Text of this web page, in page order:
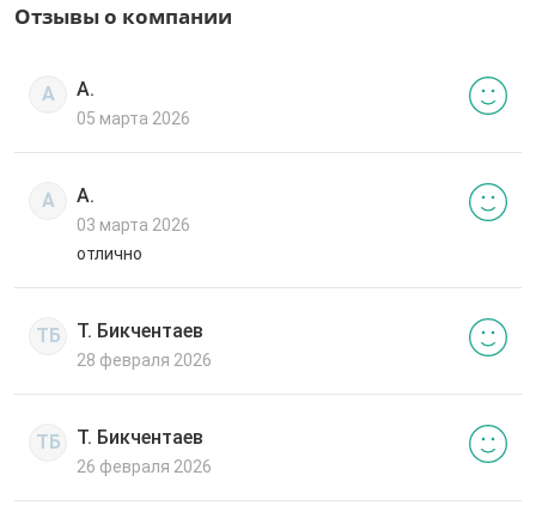
Отзывы о компании
А А.
05 марта 2026
А А.
03 марта 2026
отлично
ТБ Т. Бикчентаев
28 февраля 2026
ТБ Т. Бикчентаев
26 февраля 2026